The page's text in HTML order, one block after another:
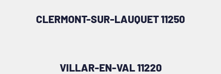
CLERMONT-SUR-LAUQUET 11250
VILLAR-EN-VAL 11220